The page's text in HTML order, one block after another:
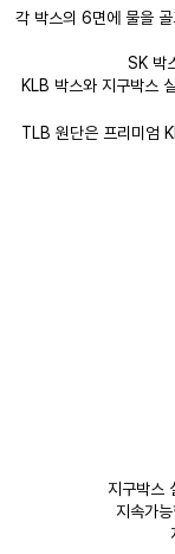
각 박스의 6면에 물을
SK 박
KLB 박스와 지구박스
TLB 원단은 프리미엄
지구박스
지속가